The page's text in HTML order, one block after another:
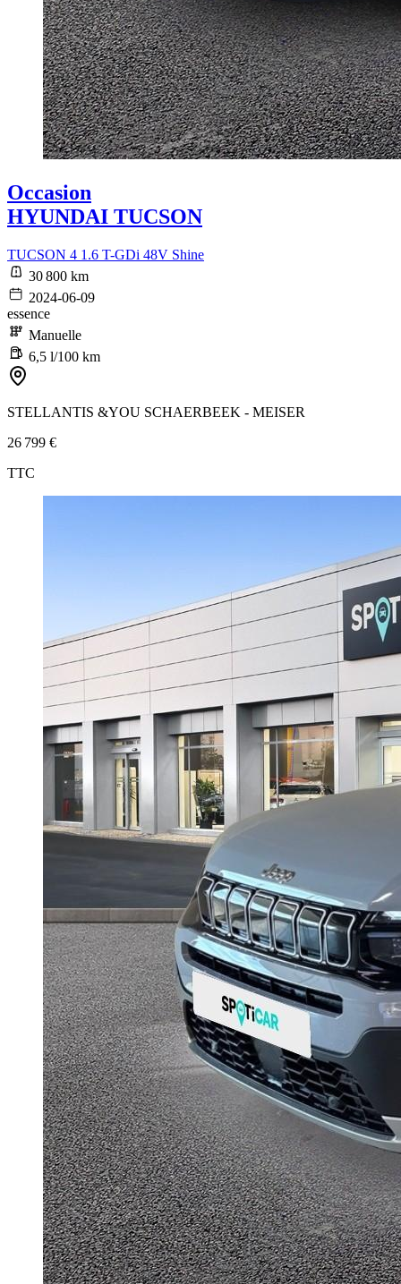
Occasion
HYUNDAI TUCSON
TUCSON 4 1.6 T-GDi 48V Shine
30 800 km
2024-06-09
essence
Manuelle
6,5 l/100 km
STELLANTIS &YOU SCHAERBEEK - MEISER
26 799 €
TTC